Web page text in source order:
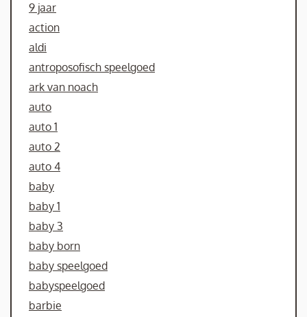
9 jaar
action
aldi
antroposofisch speelgoed
ark van noach
auto
auto 1
auto 2
auto 4
baby
baby 1
baby 3
baby born
baby speelgoed
babyspeelgoed
barbie